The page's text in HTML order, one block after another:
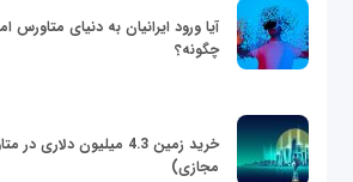
آیا ورود ایرانیان به دنیای متاورس
چگونه؟
خرید زمین 4.3 میلیون
مجازی)